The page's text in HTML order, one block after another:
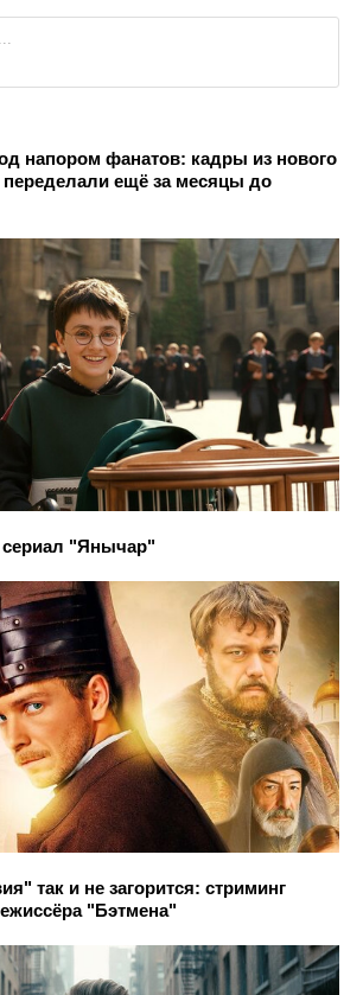
сарказм и
события
в ближайшие
Отечественной войны
10 лет...
отличный!
напором фанатов: кадры из нового
переделали ещё за месяцы до
"Янычар"
так и не загорится: стриминг
"Бэтмена"